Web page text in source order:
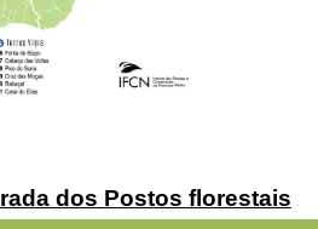
dos Postos florestais